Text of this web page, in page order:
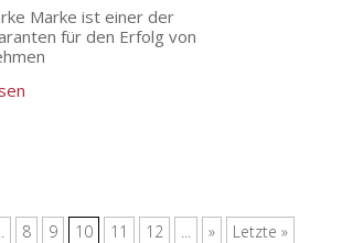
Marke ist einer der
für den Erfolg von
8 9 10 11 12 ... » Letzte »